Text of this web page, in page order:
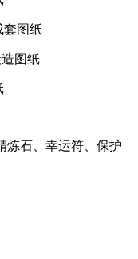
套图纸
造图纸
炼石、幸运符、保护